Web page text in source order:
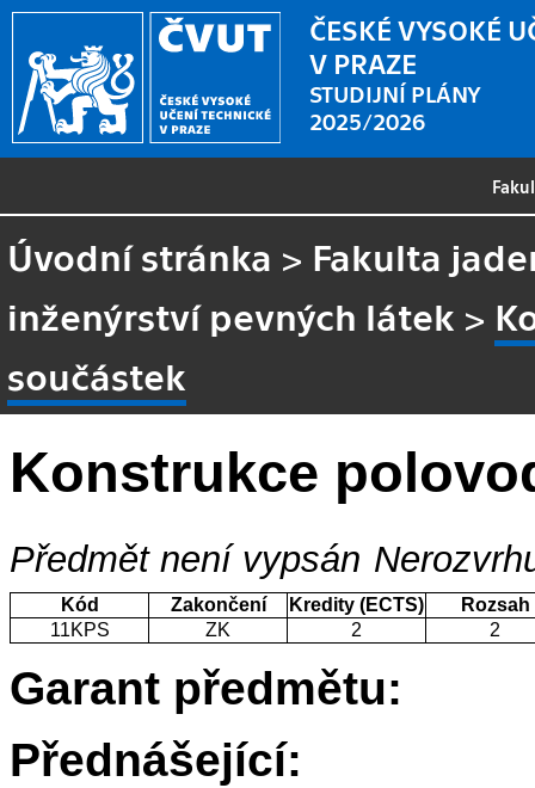
ČESKÉ VYSOKÉ
V PRAZE
STUDIJNÍ PLÁNY
2025/2026
Úvodní stránka > Fakulta
inženýrství pevných látek >
součástek
Konstrukce
Předmět není vypsán
Kód Zakončení Kredity (ECTS)
Rozsah
11KPS
ZK 2 2
Garant předmětu:
Přednášející: